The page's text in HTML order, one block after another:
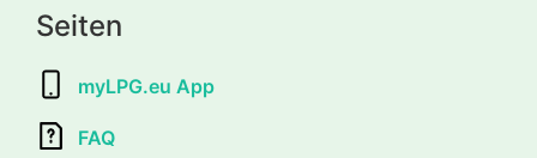
Seiten
myLPG.eu App
FAQ